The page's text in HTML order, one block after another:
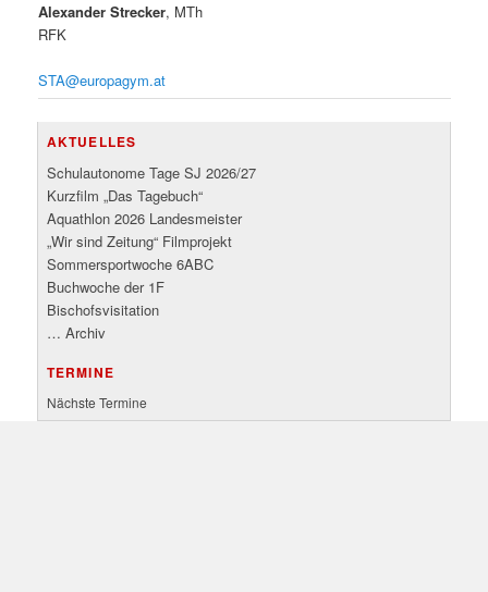
Alexander Strecker, MTh
RFK
STA@europagym.at
AKTUELLES
Schulautonome Tage SJ 2026/27
Kurzfilm „Das Tagebuch“
Aquathlon 2026 Landesmeister
„Wir sind Zeitung“ Filmprojekt
Sommersportwoche 6ABC
Buchwoche der 1F
Bischofsvisitation
… Archiv
TERMINE
Nächste Termine